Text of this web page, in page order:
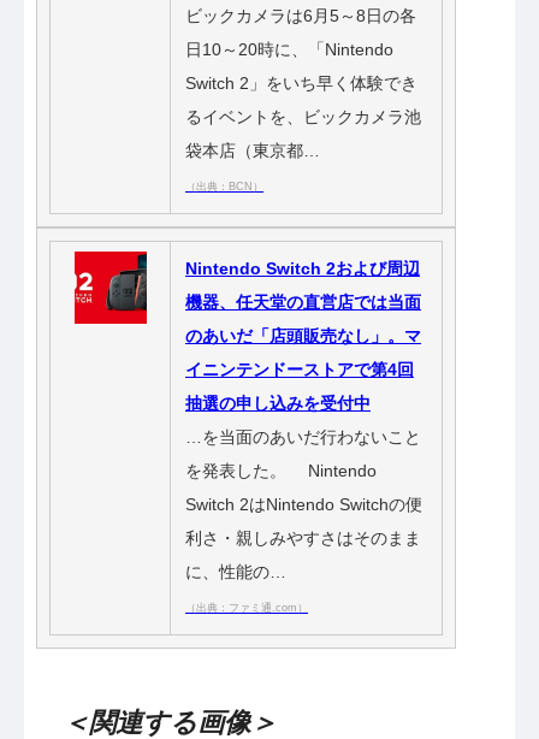
ビックカメラは6月5～8日の各
日10～20時に、「Nintendo
Switch 2」をいち早く体験でき
るイベントを、ビックカメラ池
袋本店（東京都…
（出典：BCN）
Nintendo Switch 2および周辺
機器、任天堂の直営店では当面
のあいだ「店頭販売なし」。マ
イニンテンドーストアで第4回
抽選の申し込みを受付中
…を当面のあいだ行わないこと
を発表した。 Nintendo
Switch 2はNintendo Switchの便
利さ・親しみやすさはそのまま
に、性能の…
（出典：ファミ通.com）
＜関連する画像＞